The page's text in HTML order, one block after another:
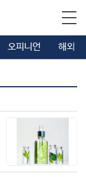
오피니언 해외